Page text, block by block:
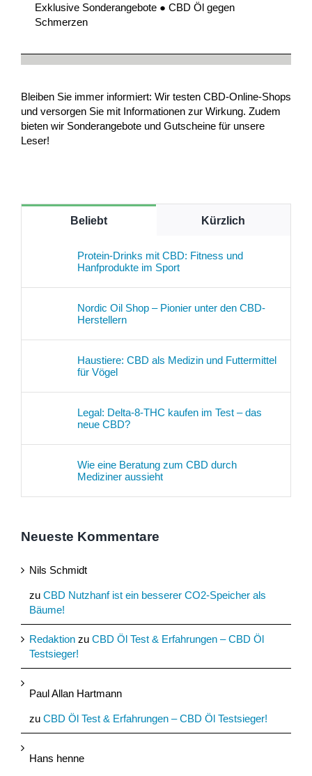
Exklusive Sonderangebote ● CBD Öl gegen
Schmerzen
Bleiben Sie immer informiert: Wir testen CBD-Online-Shops
und versorgen Sie mit Informationen zur Wirkung. Zudem
bieten wir Sonderangebote und Gutscheine für unsere
Leser!
Beliebt Kürzlich
Protein-Drinks mit CBD: Fitness und
Hanfprodukte im Sport
Nordic Oil Shop – Pionier unter den CBD-
Herstellern
Haustiere: CBD als Medizin und Futtermittel
für Vögel
Legal: Delta-8-THC kaufen im Test – das
neue CBD?
Wie eine Beratung zum CBD durch
Mediziner aussieht
Neueste Kommentare
Nils Schmidt
zu CBD Nutzhanf ist ein besserer CO2-Speicher als
Bäume!
Redaktion zu CBD Öl Test & Erfahrungen – CBD Öl
Testsieger!
Paul Allan Hartmann
zu CBD Öl Test & Erfahrungen – CBD Öl Testsieger!
Hans henne